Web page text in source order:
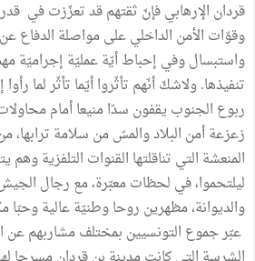
قردان الإرهابي فإنّ ثقتهم قد تعزّزت في
وقوّات الأمن الداخلي على مواصلة
واستبسال وفي إحباط أيّة عمليّة إجراميّة
تنفيذها. ولاشكّ أنّهم تأثّروا أيّما تأثّر لما
ربوع الجنوب يقفون سدّا منيعا أمام محاولات
زعزعة أمن البلاد والمسّ من سلامة ترابها،
المنعشة التي تناقلتها القنوات التلفزية وهم
ليلتحموا، في لحظات معبّرة، مع رجال
والديوانة، مظهرين روحا وطنيّة عالية وحبّا
عبّر جموع التونسيين بمختلف مشاربهم عن